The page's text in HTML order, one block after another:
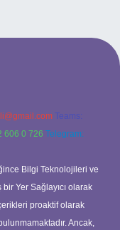
Teams:
606 0 726 Telegram:
Bilgi Teknolojileri ve
Yer Sağlayıcı olarak
proaktif olarak
Ancak,